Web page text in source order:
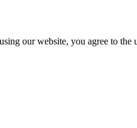
our website, you agree to